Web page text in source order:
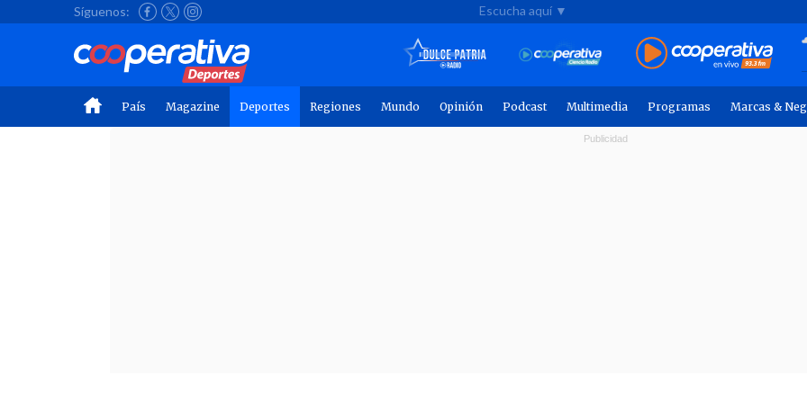
Síguenos: Escucha aquí ▼
País Magazine Deportes Regiones Mundo Opinión Podcast Multimedia Programas Marcas &